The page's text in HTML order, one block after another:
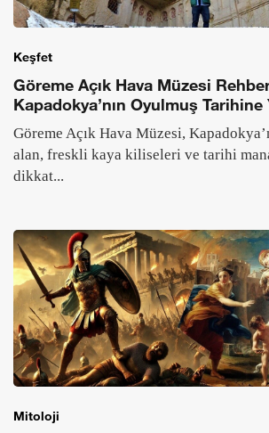
Keşfet
Göreme Açık Hava Müzesi
Kapadokya’nın Oyulmuş
Göreme Açık Hava Müzesi,
alan, freskli kaya kiliseleri ve tarihi
dikkat...
Mitoloji